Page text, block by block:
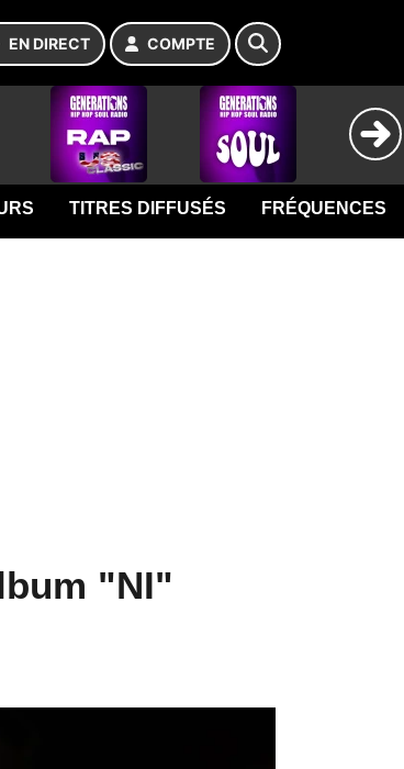
EN DIRECT COMPTE
TITRES DIFFUSÉS FRÉQUENCES
"NI"